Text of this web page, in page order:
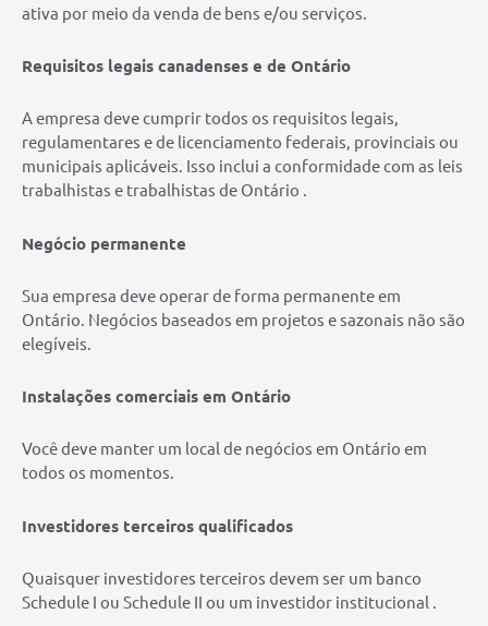
ativa por meio da venda de bens e/ou serviços.
Requisitos legais canadenses e de Ontário
A empresa deve cumprir todos os requisitos legais,
regulamentares e de licenciamento federais, provinciais ou
municipais aplicáveis. Isso inclui a conformidade com as leis
trabalhistas e trabalhistas de Ontário .
Negócio permanente
Sua empresa deve operar de forma permanente em
Ontário. Negócios baseados em projetos e sazonais não são
elegíveis.
Instalações comerciais em Ontário
Você deve manter um local de negócios em Ontário em
todos os momentos.
Investidores terceiros qualificados
Quaisquer investidores terceiros devem ser um banco
Schedule I ou Schedule II ou um investidor institucional .